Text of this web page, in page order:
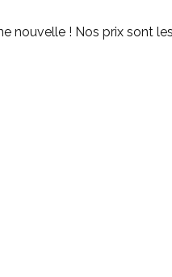
nouvelle ! Nos prix sont